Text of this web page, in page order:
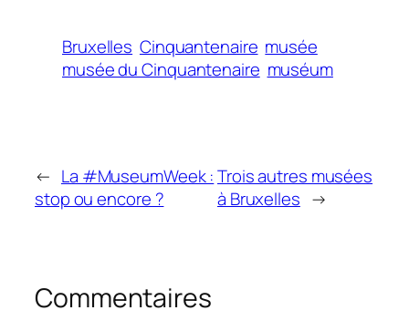
Bruxelles Cinquantenaire musée
musée du Cinquantenaire muséum
← La #MuseumWeek :
stop ou encore ?
Trois autres musées
à Bruxelles →
Commentaires